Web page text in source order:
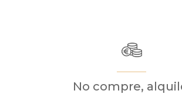
No compre,